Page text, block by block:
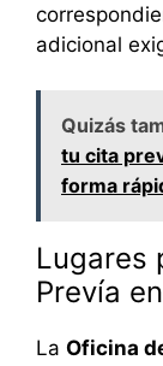
adicional
Quizás
tu cita
forma
Lugares
Prevía
La Oficina